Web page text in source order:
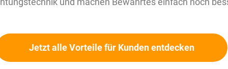
Verfügbar
Jetzt alle Vorteile für Kunden entdecken